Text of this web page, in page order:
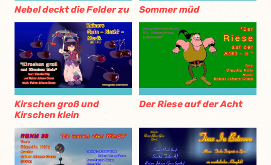
Nebel deckt die Felder zu Sommer müd
Kirschen groß und
Kirschen klein
Der Riese auf der Acht